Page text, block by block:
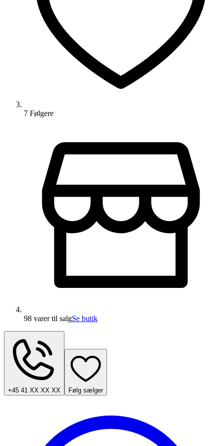
7 Følgere
98 varertil salgSe butik
+45 41 XX XX XX Følg sælger